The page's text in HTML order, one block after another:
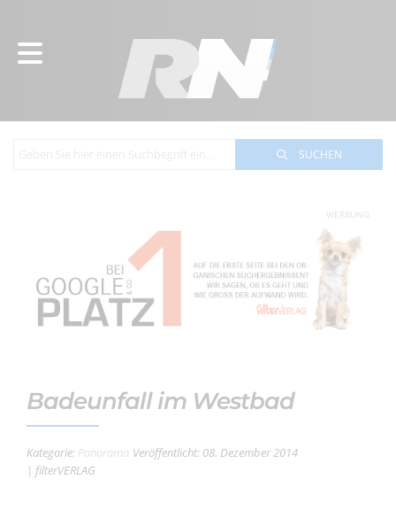
SUCHEN
WERBUNG
Badeunfall im Westbad
Kategorie: Panorama Veröffentlicht: 08. Dezember 2014
| filterVERLAG